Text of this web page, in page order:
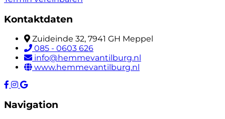
Kontaktdaten
Zuideinde 32, 7941 GH Meppel
085 - 0603 626
info@hemmevantilburg.nl
www.hemmevantilburg.nl
Navigation